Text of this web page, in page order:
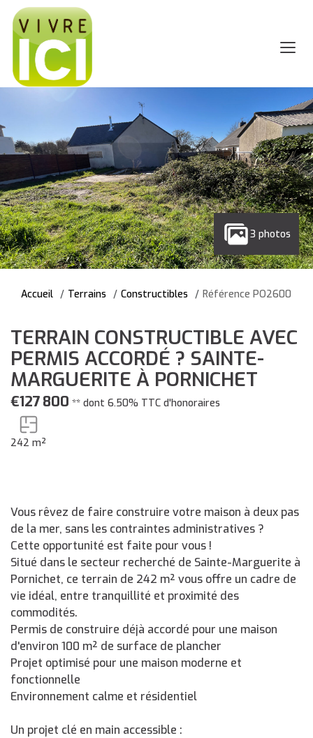
3 photos
Accueil Terrains Constructibles Référence PO2600
TERRAIN CONSTRUCTIBLE AVEC
PERMIS ACCORDÉ ? SAINTE-
MARGUERITE À PORNICHET
€127 800 ** dont 6.50% TTC d'honoraires
242 m²
Vous rêvez de faire construire votre maison à deux pas
de la mer, sans les contraintes administratives ?
Cette opportunité est faite pour vous !
Situé dans le secteur recherché de Sainte-Marguerite à
Pornichet, ce terrain de 242 m² vous offre un cadre de
vie idéal, entre tranquillité et proximité des
commodités.
Permis de construire déjà accordé pour une maison
d'environ 100 m² de surface de plancher
Projet optimisé pour une maison moderne et
fonctionnelle
Environnement calme et résidentiel
Un projet clé en main accessible :